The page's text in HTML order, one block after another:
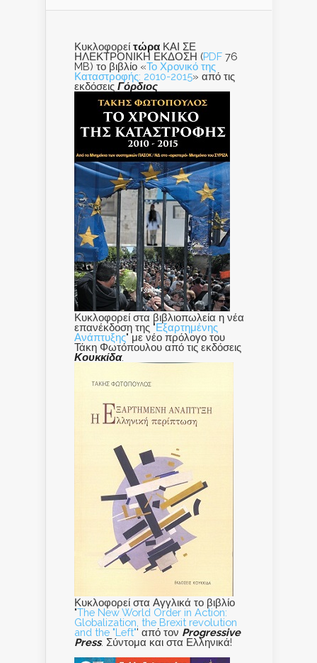
Κυκλοφορεί τώρα ΚΑΙ ΣΕ
ΗΛΕΚΤΡΟΝΙΚΗ ΕΚΔΟΣΗ (PDF 76
MB) το βιβλίο «Το Χρονικό της
Καταστροφής: 2010-2015» από τις
εκδόσεις Γόρδιος
Κυκλοφορεί στα βιβλιοπωλεία η νέα
επανέκδοση της "Εξαρτημένης
Ανάπτυξης" με νέο πρόλογο του
Τάκη Φωτόπουλου από τις εκδόσεις
Κουκκίδα.
Κυκλοφορεί στα Αγγλικά το βιβλίο
"The New World Order in Action:
Globalization, the Brexit revolution
and the "Left"' από τον Progressive
Press. Σύντομα και στα Ελληνικά!